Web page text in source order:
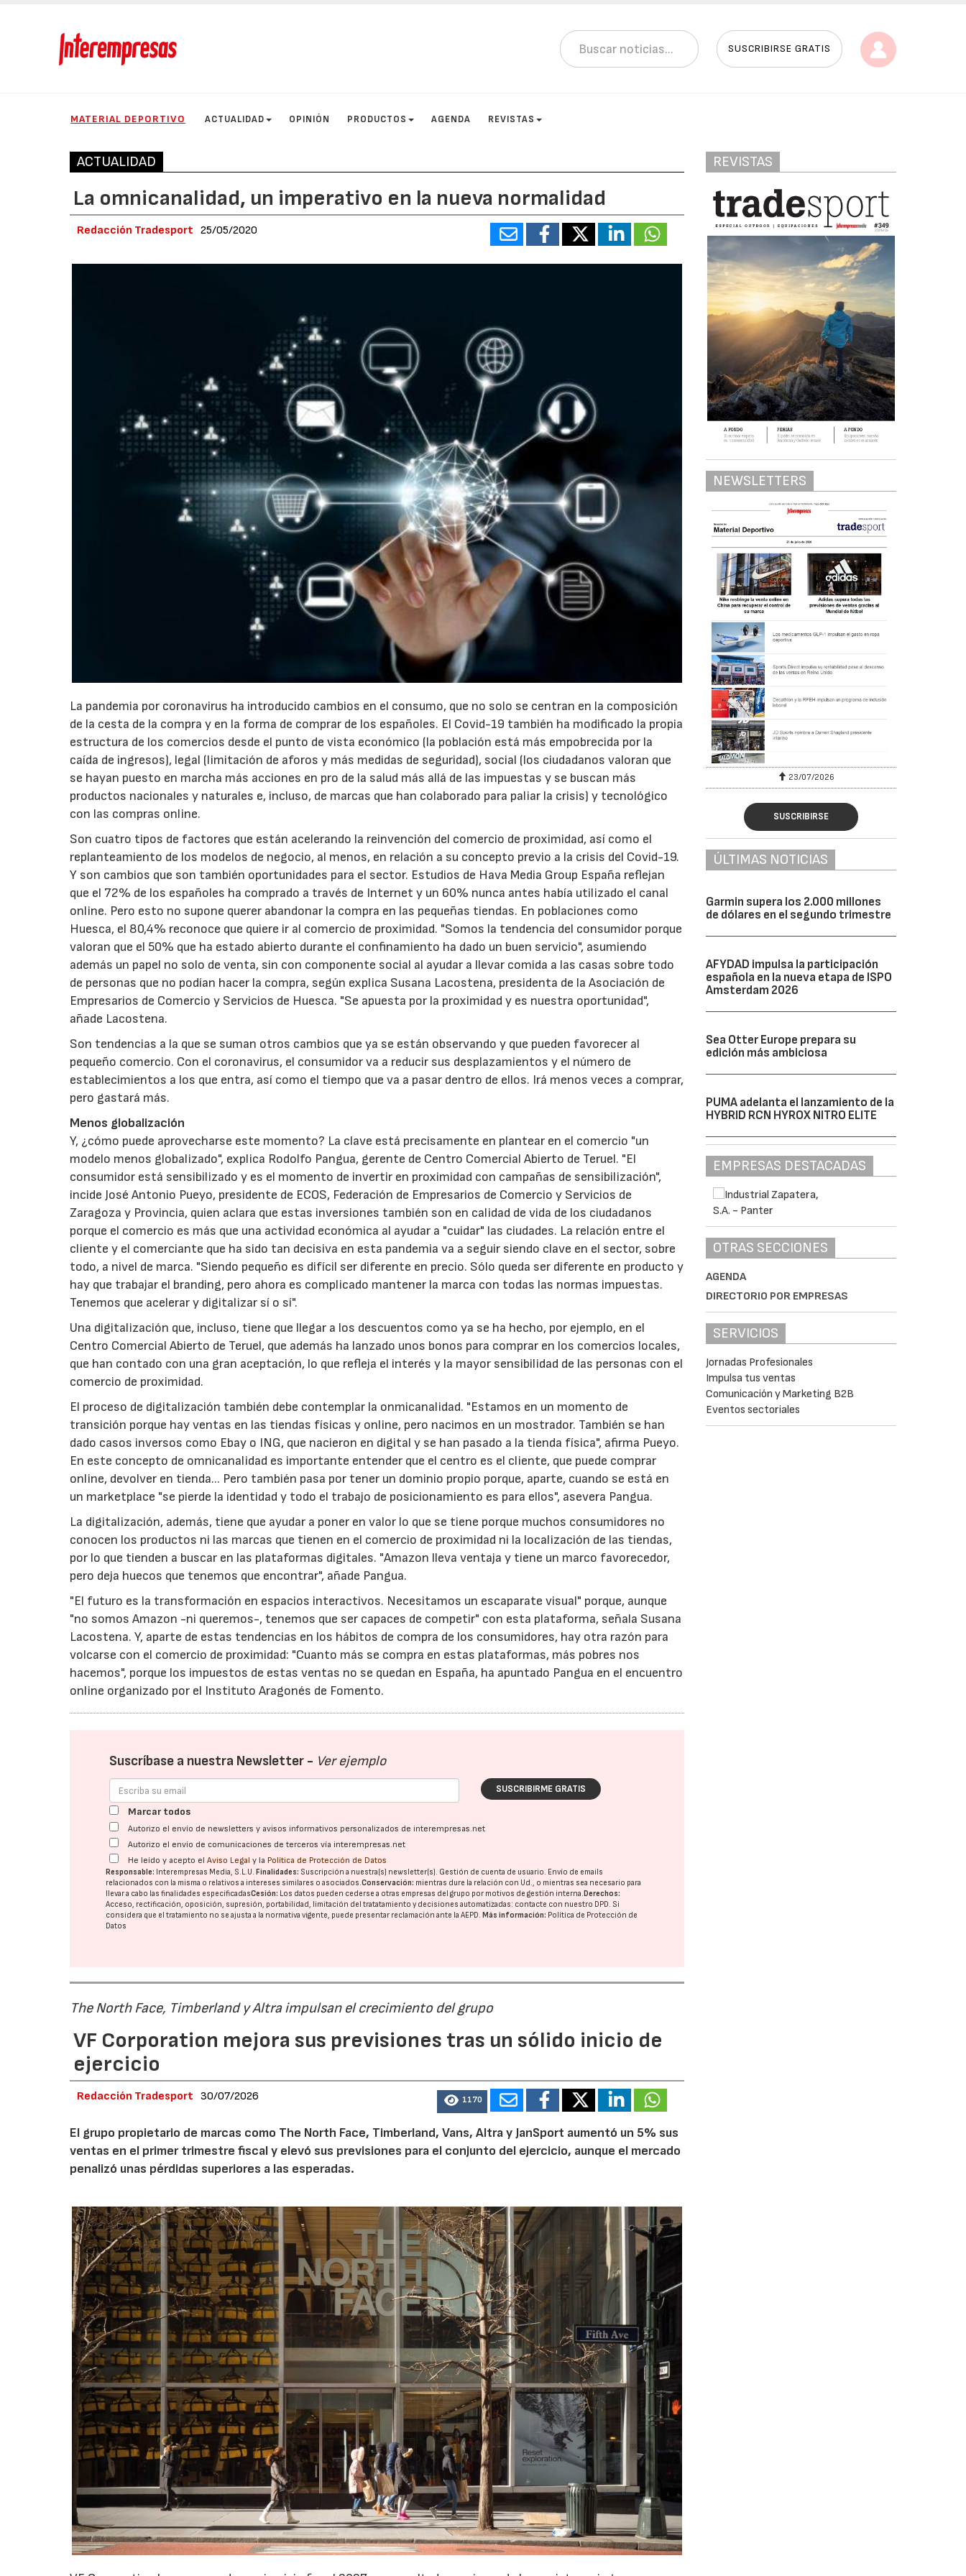
SUSCRIBIRSE GRATIS
MATERIAL DEPORTIVO ACTUALIDAD OPINIÓN PRODUCTOS AGENDA REVISTAS
ACTUALIDAD
La omnicanalidad, un imperativo en la nueva normalidad
Redacción Tradesport 25/05/2020
La pandemia por coronavirus ha introducido cambios en el consumo, que no solo se centran en la composición
de la cesta de la compra y en la forma de comprar de los españoles. El Covid-19 también ha modificado la propia
estructura de los comercios desde el punto de vista económico (la población está más empobrecida por la
caída de ingresos), legal (limitación de aforos y más medidas de seguridad), social (los ciudadanos valoran que
se hayan puesto en marcha más acciones en pro de la salud más allá de las impuestas y se buscan más
productos nacionales y naturales e, incluso, de marcas que han colaborado para paliar la crisis) y tecnológico
con las compras online.
Son cuatro tipos de factores que están acelerando la reinvención del comercio de proximidad, así como el
replanteamiento de los modelos de negocio, al menos, en relación a su concepto previo a la crisis del Covid-19.
Y son cambios que son también oportunidades para el sector. Estudios de Hava Media Group España reflejan
que el 72% de los españoles ha comprado a través de Internet y un 60% nunca antes había utilizado el canal
online. Pero esto no supone querer abandonar la compra en las pequeñas tiendas. En poblaciones como
Huesca, el 80,4% reconoce que quiere ir al comercio de proximidad. "Somos la tendencia del consumidor porque
valoran que el 50% que ha estado abierto durante el confinamiento ha dado un buen servicio", asumiendo
además un papel no solo de venta, sin con componente social al ayudar a llevar comida a las casas sobre todo
de personas que no podían hacer la compra, según explica Susana Lacostena, presidenta de la Asociación de
Empresarios de Comercio y Servicios de Huesca. "Se apuesta por la proximidad y es nuestra oportunidad",
añade Lacostena.
Son tendencias a la que se suman otros cambios que ya se están observando y que pueden favorecer al
pequeño comercio. Con el coronavirus, el consumidor va a reducir sus desplazamientos y el número de
establecimientos a los que entra, así como el tiempo que va a pasar dentro de ellos. Irá menos veces a comprar,
pero gastará más.
Menos globalización
Y, ¿cómo puede aprovecharse este momento? La clave está precisamente en plantear en el comercio "un
modelo menos globalizado", explica Rodolfo Pangua, gerente de Centro Comercial Abierto de Teruel. "El
consumidor está sensibilizado y es el momento de invertir en proximidad con campañas de sensibilización",
incide José Antonio Pueyo, presidente de ECOS, Federación de Empresarios de Comercio y Servicios de
Zaragoza y Provincia, quien aclara que estas inversiones también son en calidad de vida de los ciudadanos
porque el comercio es más que una actividad económica al ayudar a "cuidar" las ciudades. La relación entre el
cliente y el comerciante que ha sido tan decisiva en esta pandemia va a seguir siendo clave en el sector, sobre
todo, a nivel de marca. "Siendo pequeño es difícil ser diferente en precio. Sólo queda ser diferente en producto y
hay que trabajar el branding, pero ahora es complicado mantener la marca con todas las normas impuestas.
Tenemos que acelerar y digitalizar sí o sí".
Una digitalización que, incluso, tiene que llegar a los descuentos como ya se ha hecho, por ejemplo, en el
Centro Comercial Abierto de Teruel, que además ha lanzado unos bonos para comprar en los comercios locales,
que han contado con una gran aceptación, lo que refleja el interés y la mayor sensibilidad de las personas con el
comercio de proximidad.
El proceso de digitalización también debe contemplar la onmicanalidad. "Estamos en un momento de
transición porque hay ventas en las tiendas físicas y online, pero nacimos en un mostrador. También se han
dado casos inversos como Ebay o ING, que nacieron en digital y se han pasado a la tienda física", afirma Pueyo.
En este concepto de omnicanalidad es importante entender que el centro es el cliente, que puede comprar
online, devolver en tienda... Pero también pasa por tener un dominio propio porque, aparte, cuando se está en
un marketplace "se pierde la identidad y todo el trabajo de posicionamiento es para ellos", asevera Pangua.
La digitalización, además, tiene que ayudar a poner en valor lo que se tiene porque muchos consumidores no
conocen los productos ni las marcas que tienen en el comercio de proximidad ni la localización de las tiendas,
por lo que tienden a buscar en las plataformas digitales. "Amazon lleva ventaja y tiene un marco favorecedor,
pero deja huecos que tenemos que encontrar", añade Pangua.
"El futuro es la transformación en espacios interactivos. Necesitamos un escaparate visual" porque, aunque
"no somos Amazon -ni queremos-, tenemos que ser capaces de competir" con esta plataforma, señala Susana
Lacostena. Y, aparte de estas tendencias en los hábitos de compra de los consumidores, hay otra razón para
volcarse con el comercio de proximidad: "Cuanto más se compra en estas plataformas, más pobres nos
hacemos", porque los impuestos de estas ventas no se quedan en España, ha apuntado Pangua en el encuentro
online organizado por el Instituto Aragonés de Fomento.
Suscríbase a nuestra Newsletter - Ver ejemplo
SUSCRIBIRME GRATIS
Marcar todos
Autorizo el envío de newsletters y avisos informativos personalizados de interempresas.net
Autorizo el envío de comunicaciones de terceros vía interempresas.net
He leído y acepto elAviso Legal y la Política de Protección de Datos
Responsable: Interempresas Media, S.L.U. Finalidades: Suscripción a nuestra(s) newsletter(s). Gestión de cuenta de usuario. Envío de emails
relacionados con la misma o relativos a intereses similares o asociados.Conservación: mientras dure la relación con Ud., o mientras sea necesario para
llevar a cabo las finalidades especificadasCesión: Los datos pueden cederse a otras empresas del grupo por motivos de gestión interna. Derechos:
Acceso, rectificación, oposición, supresión, portabilidad, limitación del tratatamiento y decisiones automatizadas: contacte con nuestro DPD. Si
considera que el tratamiento no se ajusta a la normativa vigente, puede presentar reclamación ante laAEPD. Más información: Política de Protección de
Datos
The North Face, Timberland y Altra impulsan el crecimiento del grupo
VF Corporation mejora sus previsiones tras un sólido inicio de
ejercicio
Redacción Tradesport 30/07/2026 1170
El grupo propietario de marcas como The North Face, Timberland, Vans, Altra y JanSport aumentó un 5% sus
ventas en el primer trimestre fiscal y elevó sus previsiones para el conjunto del ejercicio, aunque el mercado
penalizó unas pérdidas superiores a las esperadas.
REVISTAS
NEWSLETTERS
23/07/2026 30/07/2026 23/07/2026
SUSCRIBIRSE
ÚLTIMAS NOTICIAS
Garmin supera los 2.000 millones
de dólares en el segundo trimestre
AFYDAD impulsa la participación
española en la nueva etapa de ISPO
Amsterdam 2026
Sea Otter Europe prepara su
edición más ambiciosa
PUMA adelanta el lanzamiento de la
HYBRID RCN HYROX NITRO ELITE
EMPRESAS DESTACADAS
OTRAS SECCIONES
AGENDA
DIRECTORIO POR EMPRESAS
SERVICIOS
Jornadas Profesionales
Impulsa tus ventas
Comunicación y Marketing B2B
Eventos sectoriales